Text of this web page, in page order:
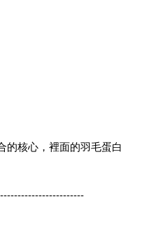
的核心，裡面的羽毛蛋白